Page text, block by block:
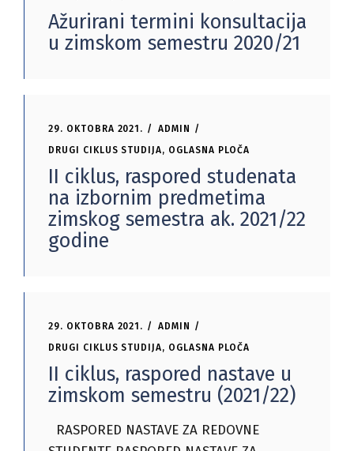
Ažurirani termini konsultacija
u zimskom semestru 2020/21
29. OKTOBRA 2021.
ADMIN
DRUGI CIKLUS STUDIJA, OGLASNA PLOČA
II ciklus, raspored studenata
na izbornim predmetima
zimskog semestra ak. 2021/22
godine
29. OKTOBRA 2021.
ADMIN
DRUGI CIKLUS STUDIJA, OGLASNA PLOČA
II ciklus, raspored nastave u
zimskom semestru (2021/22)
RASPORED NASTAVE ZA REDOVNE